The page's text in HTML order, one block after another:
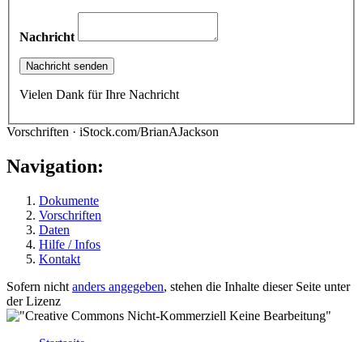
Nachricht
Vielen Dank für Ihre Nachricht
Vorschriften · iStock.com/BrianAJackson
Navigation:
Dokumente
Vorschriften
Daten
Hilfe / Infos
Kontakt
Sofern nicht anders angegeben, stehen die Inhalte dieser Seite unter
der Lizenz